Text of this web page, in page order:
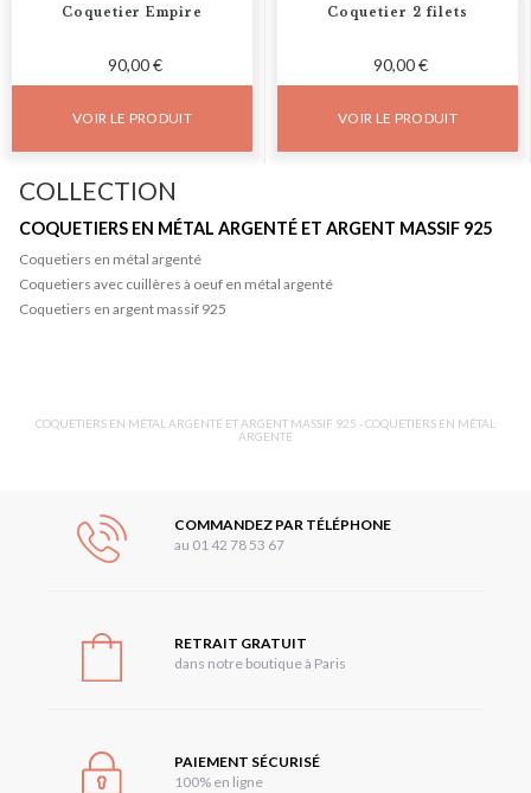
Coquetier Empire
90,00 €
VOIR LE PRODUIT
Coquetier 2 filets
90,00 €
VOIR LE PRODUIT
COLLECTION
COQUETIERS EN MÉTAL ARGENTÉ ET ARGENT MASSIF 925
Coquetiers en métal argenté
Coquetiers avec cuillères à oeuf en métal argenté
Coquetiers en argent massif 925
COQUETIERS EN MÉTAL ARGENTÉ ET ARGENT MASSIF 925 - COQUETIERS EN MÉTAL
ARGENTÉ
COMMANDEZ PAR TÉLÉPHONE
au 01 42 78 53 67
RETRAIT GRATUIT
dans notre boutique à Paris
PAIEMENT SÉCURISÉ
100% en ligne